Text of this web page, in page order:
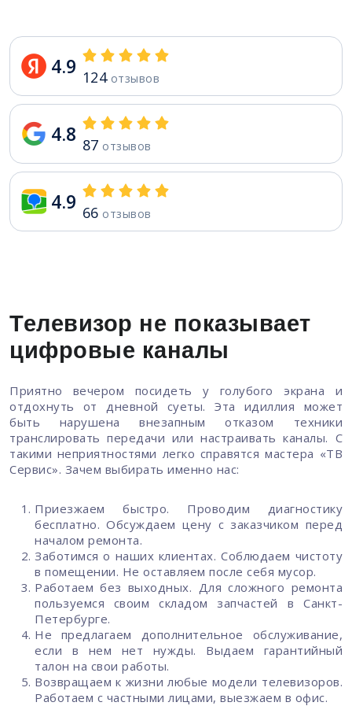
4.9 124отзывов
4.8 87 отзывов
4.9 66 отзывов
Телевизор не показывает
цифровые каналы
Приятно вечером посидеть у голубого экрана и
отдохнуть от дневной суеты. Эта идиллия может
быть нарушена внезапным отказом техники
транслировать передачи или настраивать каналы. С
такими неприятностями легко справятся мастера «ТВ
Сервис». Зачем выбирать именно нас:
Приезжаем быстро. Проводим диагностику
бесплатно. Обсуждаем цену с заказчиком перед
началом ремонта.
Заботимся о наших клиентах. Соблюдаем чистоту
в помещении. Не оставляем после себя мусор.
Работаем без выходных. Для сложного ремонта
пользуемся своим складом запчастей в Санкт-
Петербурге.
Не предлагаем дополнительное обслуживание,
если в нем нет нужды. Выдаем гарантийный
талон на свои работы.
Возвращаем к жизни любые модели телевизоров.
Работаем с частными лицами, выезжаем в офис.